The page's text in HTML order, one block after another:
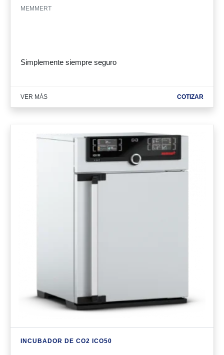
MEMMERT
Simplemente siempre seguro
VER MÁS COTIZAR
INCUBADOR DE CO2 ICO50